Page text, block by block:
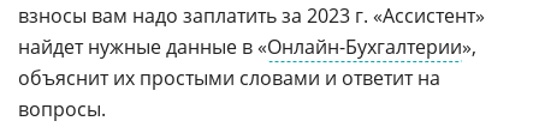
взносы вам надо заплатить за 2023 г. «Ассистент»
найдет нужные данные в «Онлайн-Бухгалтерии»,
объяснит их простыми словами и ответит на
вопросы.